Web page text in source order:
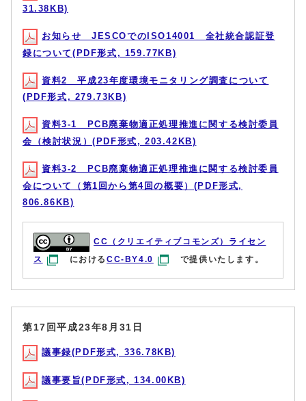
31.38KB)
お知らせ JESCOでのISO14001 全社統合認証登
録について(PDF形式, 159.77KB)
資料2 平成23年度環境モニタリング調査について
(PDF形式, 279.73KB)
資料3-1 PCB廃棄物適正処理推進に関する検討委員
会（検討状況）(PDF形式, 203.42KB)
資料3-2 PCB廃棄物適正処理推進に関する検討委員
会について（第1回から第4回の概要）(PDF形式,
806.86KB)
CC（クリエイティブコモンズ）ライセン
ス
におけるCC-BY4.0 で提供いたします。
第17回平成23年8月31日
議事録(PDF形式, 336.78KB)
議事要旨(PDF形式, 134.00KB)